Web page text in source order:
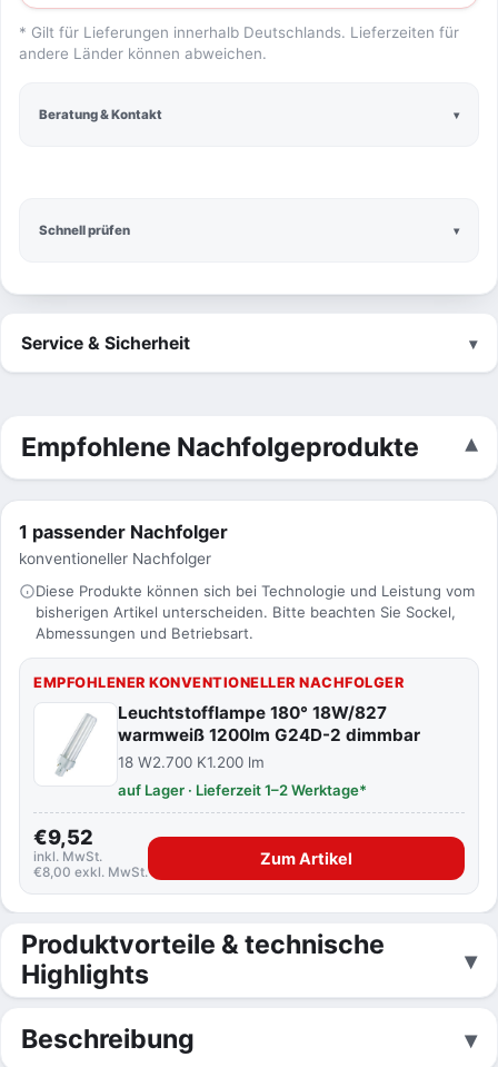
Schnell prüfen
* Gilt für Lieferungen innerhalb Deutschlands. Lieferzeiten für
andere Länder können abweichen.
Beratung & Kontakt
Service & Sicherheit
Empfohlene Nachfolgeprodukte
1 passender Nachfolger
konventioneller Nachfolger
Diese Produkte können sich bei Technologie und Leistung vom
bisherigen Artikel unterscheiden. Bitte beachten Sie Sockel,
Abmessungen und Betriebsart.
EMPFOHLENER KONVENTIONELLER NACHFOLGER
Leuchtstofflampe 180° 18W/827
warmweiß 1200lm G24D-2 dimmbar
18 W2.700 K1.200 lm
auf Lager · Lieferzeit 1–2 Werktage*
€9,52
inkl. MwSt.
€8,00 exkl. MwSt.
Zum Artikel
Produktvorteile & technische
Highlights
Beschreibung